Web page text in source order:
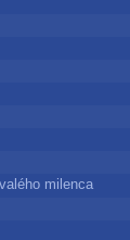
milenca